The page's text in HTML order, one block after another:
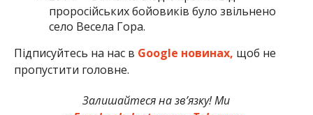
проросійських бойовиків було звільнено
село Весела Гора.
Підписуйтесь на нас в Google новинах, щоб не
пропустити головне.
Залишайтеся на зв’язку! Ми